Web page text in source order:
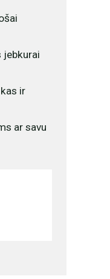
jebkurai
ir
ar savu